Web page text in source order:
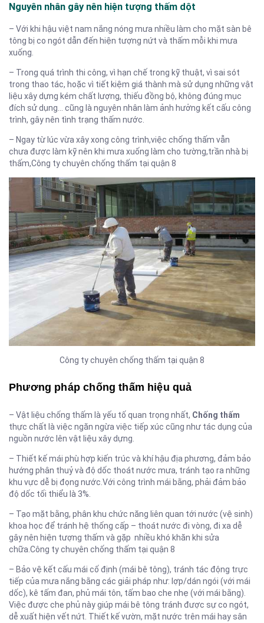
Nguyên nhân gây nên hiện tượng thấm dột
– Với khi hậu việt nam nắng nóng mưa nhiều làm cho mặt sàn bê
tông bị co ngót dẫn đến hiện tượng nứt và thấm mỗi khi mưa
xuống.
– Trong quá trình thi công, vì hạn chế trong kỹ thuật, vì sai sót
trong thao tác, hoặc vì tiết kiệm giá thành mà sử dụng những vật
liệu xây dựng kém chất lượng, thiếu đồng bộ, không đúng mục
đích sử dụng… cũng là nguyên nhân làm ảnh hưởng kết cấu công
trình, gây nên tình trạng thấm nước.
– Ngay từ lúc vừa xây xong công trình,việc chống thấm vẫn
chưa được làm kỹ nên khi mưa xuống làm cho tường,trần nhà bị
thấm,Công ty chuyên chống thấm tại quận 8
Công ty chuyên chống thấm tại quận 8
Phương pháp chống thấm hiệu quả
– Vật liệu chống thấm là yếu tố quan trọng nhất, Chống thấm
thực chất là việc ngăn ngừa việc tiếp xúc cũng như tác dụng của
nguồn nước lên vật liệu xây dựng.
– Thiết kế mái phù hợp kiến trúc và khí hậu địa phương, đảm bảo
hướng phân thuỷ và độ dốc thoát nước mưa, tránh tạo ra những
khu vực dễ bị đọng nước.Với công trình mái bằng, phải đảm bảo
độ dốc tối thiểu là 3%.
– Tạo mặt bằng, phân khu chức năng liên quan tới nước (vệ sinh)
khoa học để tránh hệ thống cấp – thoát nước đi vòng, đi xa dễ
gây nên hiện tượng thấm và gặp nhiều khó khăn khi sửa
chữa.Công ty chuyên chống thấm tại quận 8
– Bảo vệ kết cấu mái cố định (mái bê tông), tránh tác động trực
tiếp của mưa nắng bằng các giải pháp như: lợp/dán ngói (với mái
dốc), kê tấm đan, phủ mái tôn, tấm bao che nhẹ (với mái bằng).
Việc được che phủ này giúp mái bê tông tránh được sự co ngót,
dễ xuất hiện vết nứt. Thiết kế vườn, mặt nước trên mái hay sân